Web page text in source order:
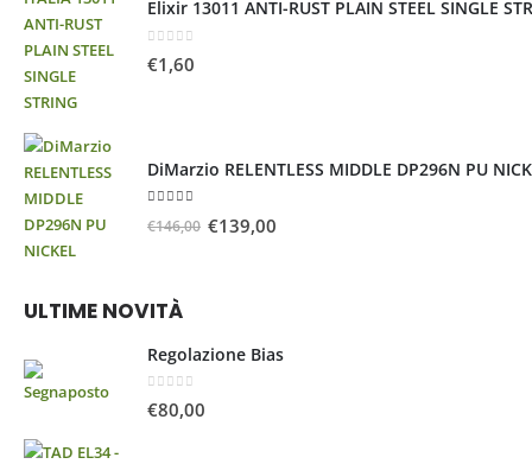
Elixir 13011 ANTI-RUST PLAIN STEEL SINGLE
0Su 5
€1,60
DiMarzio RELENTLESS MIDDLE DP296N PU
€146,00 €139,00
ULTIME NOVITÀ
Regolazione Bias
0Su 5
€80,00